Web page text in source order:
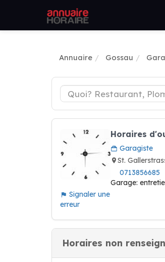
Annuaire Gossau
Signaler une
erreur
Horaires
Garagiste
St.
0713856685
Garage:
Horaires non